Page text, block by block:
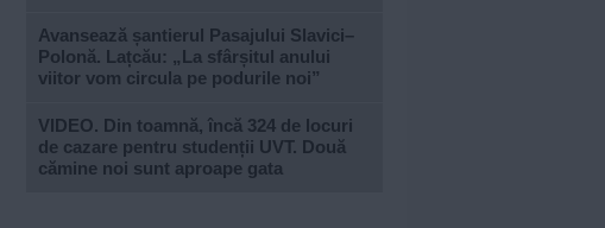
Avansează șantierul Pasajului Slavici–
Polonă. Lațcău: „La sfârșitul anului
viitor vom circula pe podurile noi”
VIDEO. Din toamnă, încă 324 de locuri
de cazare pentru studenții UVT. Două
cămine noi sunt aproape gata